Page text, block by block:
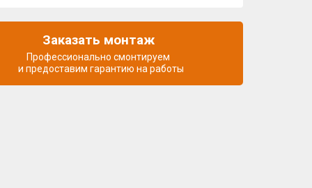
Заказать монтаж
Профессионально смонтируем
и предоставим гарантию на работы